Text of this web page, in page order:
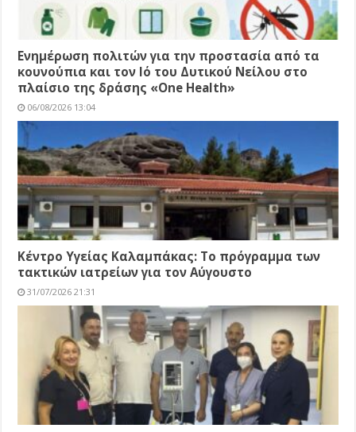
Ενημέρωση πολιτών για την προστασία από τα
κουνούπια και τον Ιό του Δυτικού Νείλου στο
πλαίσιο της δράσης «One Health»
06/08/2026 13:04
Κέντρο Υγείας Καλαμπάκας: Το πρόγραμμα των
τακτικών ιατρείων για τον Αύγουστο
31/07/2026 21:31